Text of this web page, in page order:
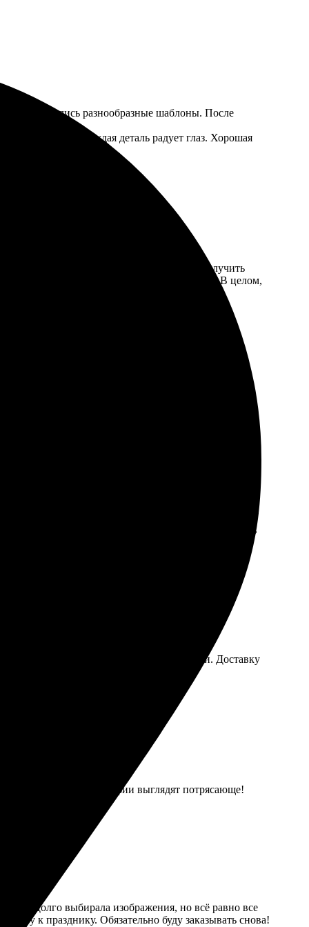
понравились разнообразные шаблоны. После
теперь каждая деталь радует глаз. Хорошая
выбрала изображения и размер. Ожидала получить
высоте. Также порадовала доступная цена. В целом,
выбрал размеры и варианты. Доставка была в срок,
и удобен. Менеджеры всегда на связи. Доставку
на высоте, фотографии выглядят потрясающе!
Долго выбирала изображения, но всё равно все
к празднику. Обязательно буду заказывать снова!